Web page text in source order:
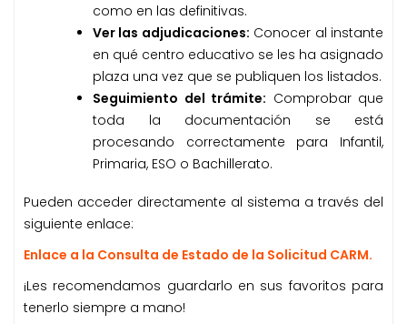
como en las definitivas.
Ver las adjudicaciones: Conocer al instante
en qué centro educativo se les ha asignado
plaza una vez que se publiquen los listados.
Seguimiento del trámite: Comprobar que
toda la documentación se está
procesando correctamente para Infantil,
Primaria, ESO o Bachillerato.
Pueden acceder directamente al sistema a través del
siguiente enlace:
Enlace a la Consulta de Estado de la Solicitud CARM.
¡Les recomendamos guardarlo en sus favoritos para
tenerlo siempre a mano!